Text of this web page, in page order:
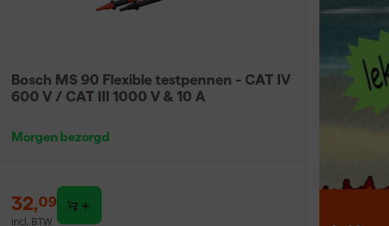
Het gebruik van meetsnoeren is eenvoudig, maar vereist aandacht
aan op de juiste ingangen van je meetinstrument, meestal met een
voor negatief. Vervolgens verbind je de uiteinden – vaak
onderdeel dat je wilt testen. Krokodillenklemmen zijn handig bij
op de maximale spanning en stroom die het snoer aankan. Bij
Zo werk je veiliger en efficiënter.
Bosch MS 90 Flexible testpennen - CAT IV
600 V / CAT III 1000 V & 10 A
Morgen bezorgd
32,09
incl. BTW